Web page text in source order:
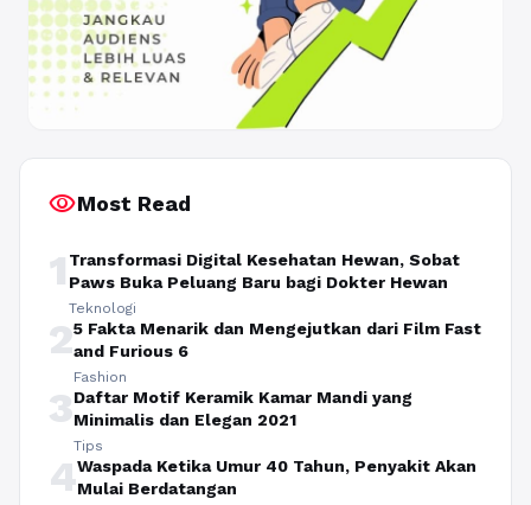
visibilityMost Read
1 Transformasi Digital Kesehatan Hewan, Sobat
Paws Buka Peluang Baru bagi Dokter Hewan
Teknologi
25 Fakta Menarik dan Mengejutkan dari Film Fast
and Furious 6
Fashion
3Daftar Motif Keramik Kamar Mandi yang
Minimalis dan Elegan 2021
Tips
4Waspada Ketika Umur 40 Tahun, Penyakit Akan
Mulai Berdatangan